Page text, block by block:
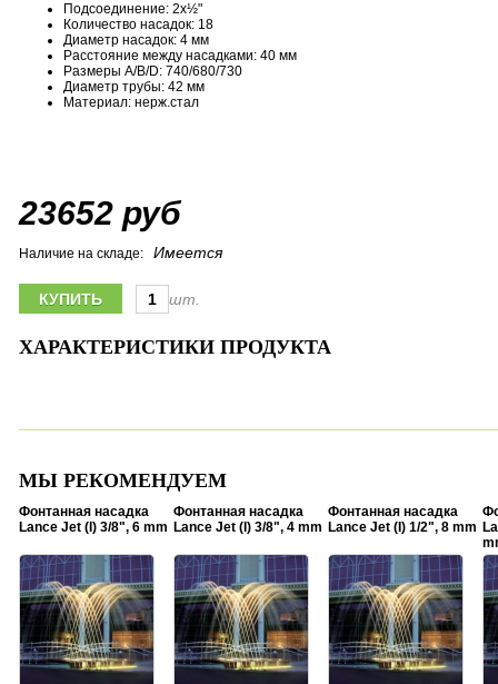
Подсоединение: 2х½"
Количество насадок: 18
Диаметр насадок: 4 мм
Расстояние между насадками: 40 мм
Размеры A/B/D: 740/680/730
Диаметр трубы: 42 мм
Материал: нерж.стал
23652 руб
Наличие на складе: Имеется
шт.
ХАРАКТЕРИСТИКИ ПРОДУКТА
МЫ РЕКОМЕНДУЕМ
Фонтанная насадка
Lance Jet (I) 3/8", 6 mm
Фонтанная насадка
Lance Jet (I) 3/8", 4 mm
Фонтанная насадка
Lance Jet (I) 1/2", 8 mm